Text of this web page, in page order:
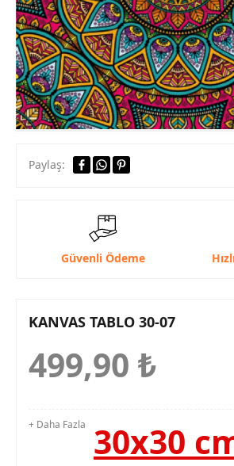
Paylaş:
Güvenli Ödeme
KANVAS TABLO 30-07
499,90 ₺
+ Daha Fazla
30x30